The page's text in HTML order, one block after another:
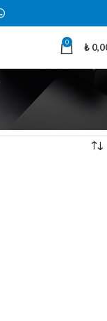
0 ₺
Tek bir sonuç gösteriliyor